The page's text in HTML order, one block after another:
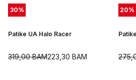
30%
Patike UA Halo Racer
223,30 BAM
319,00BAM
20%